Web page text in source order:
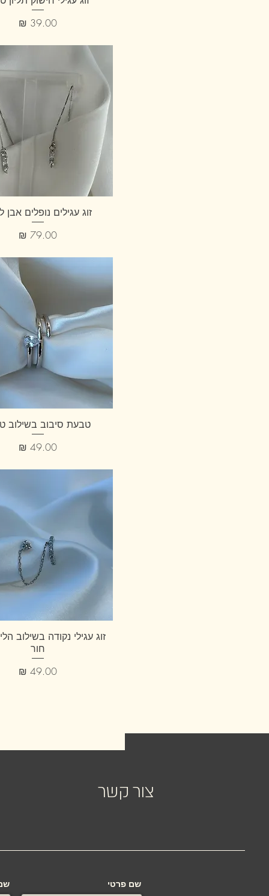
מחיר‏39.00 ‏₪
זוג עגילים נופלים אבן
מחיר‏79.00 ‏₪
טבעת סיבוב בשילוב
מחיר‏49.00 ‏₪
זוג עגילי נקודה בשילוב
חור
מחיר‏49.00 ‏₪
צור קשר
שם פרטי